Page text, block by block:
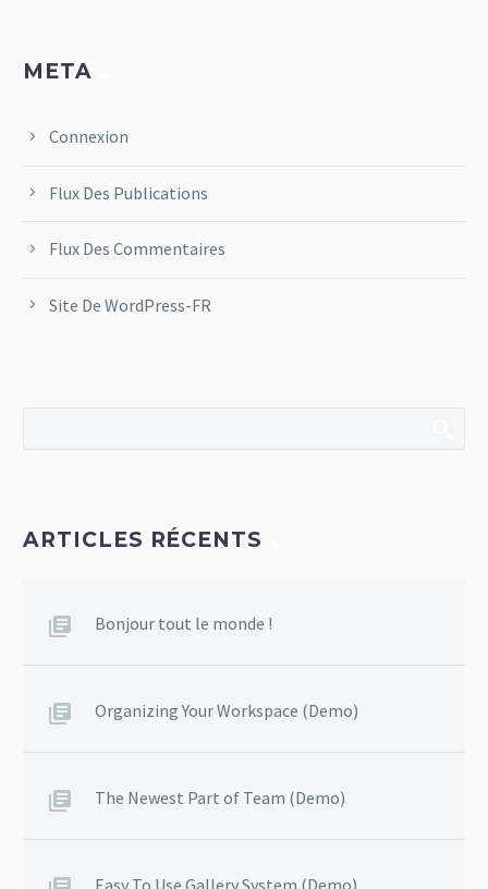
META
Connexion
Flux Des Publications
Flux Des Commentaires
Site De WordPress-FR
ARTICLES RÉCENTS
Bonjour tout le monde !
Organizing Your Workspace (Demo)
The Newest Part of Team (Demo)